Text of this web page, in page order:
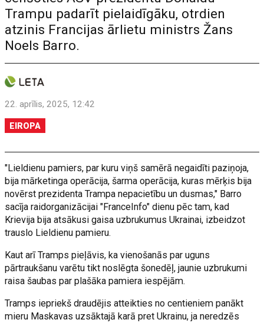
Trampu padarīt pielaidīgāku, otrdien
atzinis Francijas ārlietu ministrs Žans
Noels Barro.
22. aprīlis, 2025, 12:42
EIROPA
"Lieldienu pamiers, par kuru viņš samērā negaidīti paziņoja,
bija mārketinga operācija, šarma operācija, kuras mērķis bija
novērst prezidenta Trampa nepacietību un dusmas," Barro
sacīja raidorganizācijai "FranceInfo" dienu pēc tam, kad
Krievija bija atsākusi gaisa uzbrukumus Ukrainai, izbeidzot
trauslo Lieldienu pamieru.
Kaut arī Tramps pieļāvis, ka vienošanās par uguns
pārtraukšanu varētu tikt noslēgta šonedēļ, jaunie uzbrukumi
raisa šaubas par plašāka pamiera iespējām.
Tramps iepriekš draudējis atteikties no centieniem panākt
mieru Maskavas uzsāktajā karā pret Ukrainu, ja neredzēs